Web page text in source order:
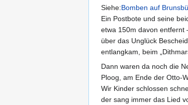
Siehe:Bomben auf
Ein Postbote und seine
etwa 150m davon entfernt
über das Unglück
entlangkam, beim
Dann waren da noch die
Ploog, am Ende der Otto-
Wir Kinder schlossen
der sang immer das Lied